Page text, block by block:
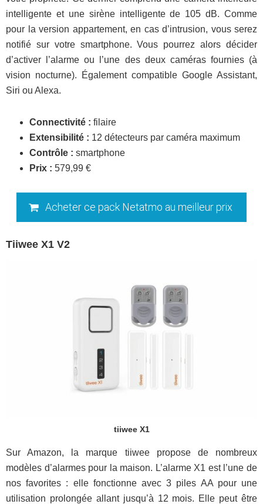
intelligente et une sirène intelligente de 105 dB. Comme
pour la version appartement, en cas d’intrusion, vous serez
notifié sur votre smartphone. Vous pourrez alors décider
d’activer l’alarme ou l’une des deux caméras fournies (à
vision nocturne). Également compatible Google Assistant,
Siri ou Alexa.
Connectivité : filaire
Extensibilité : 12 détecteurs par caméra maximum
Contrôle : smartphone
Prix : 579,99 €
Acheter ce pack Netatmo au meilleur prix
Tiiwee X1 V2
tiiwee X1
Sur Amazon, la marque tiiwee propose de nombreux
modèles d’alarmes pour la maison. L’alarme X1 est l’une de
nos favorites : elle fonctionne avec 3 piles AA pour une
utilisation prolongée allant jusqu’à 12 mois. Elle peut être